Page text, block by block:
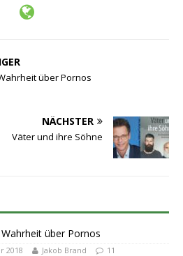
über Pornos
NÄCHSTER
Väter und ihre Söhne
über Pornos
2018 Jakob Brand 11